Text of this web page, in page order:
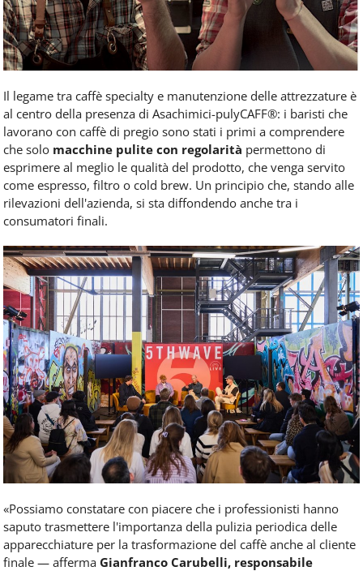
Il legame tra caffè specialty e manutenzione delle attrezzature è
al centro della presenza di Asachimici-pulyCAFF®: i baristi che
lavorano con caffè di pregio sono stati i primi a comprendere
che solo macchine pulite con regolarità permettono di
esprimere al meglio le qualità del prodotto, che venga servito
come espresso, filtro o cold brew. Un principio che, stando alle
rilevazioni dell'azienda, si sta diffondendo anche tra i
consumatori finali.
«Possiamo constatare con piacere che i professionisti hanno
saputo trasmettere l'importanza della pulizia periodica delle
apparecchiature per la trasformazione del caffè anche al cliente
finale — afferma Gianfranco Carubelli, responsabile